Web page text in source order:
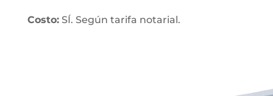
Costo:SÍ. Según tarifa notarial.